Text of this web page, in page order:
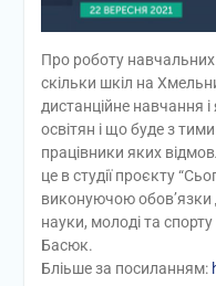
Про роботу навчальних
скільки шкіл на
дистанційне навчання
освітян і що буде з
працівники яких
це в студії проєкту
виконуючою обов’язки
науки, молоді та
Басюк.
Бліьше за посиланням: